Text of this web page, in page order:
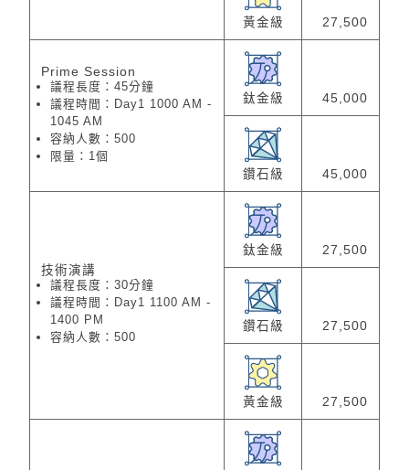
黃金級 27,500
Prime Session
議程長度：45分鐘
議程時間：Day1 1000 AM -
1045 AM
容納人數：500
限量：1個
鈦金級 45,000
鑽石級 45,000
技術演講
議程長度：30分鐘
議程時間：Day1 1100 AM -
1400 PM
容納人數：500
鈦金級 27,500
鑽石級 27,500
黃金級 27,500